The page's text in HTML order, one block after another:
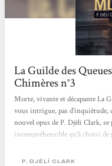
La Guilde des
Chimères n°3
Morte, vivante et décapante La
vous intrigue, pas d'inquiètude,
nouvel opus de P. Djèli Clark,
incompréhensible qu'à choisi
Queues de chats morts ne sont
P. DJÈLÍ CLARK